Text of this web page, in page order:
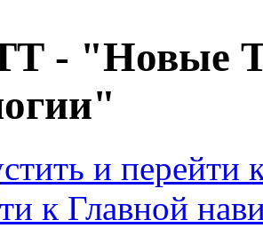
- "Новые
и перейти
к Главной